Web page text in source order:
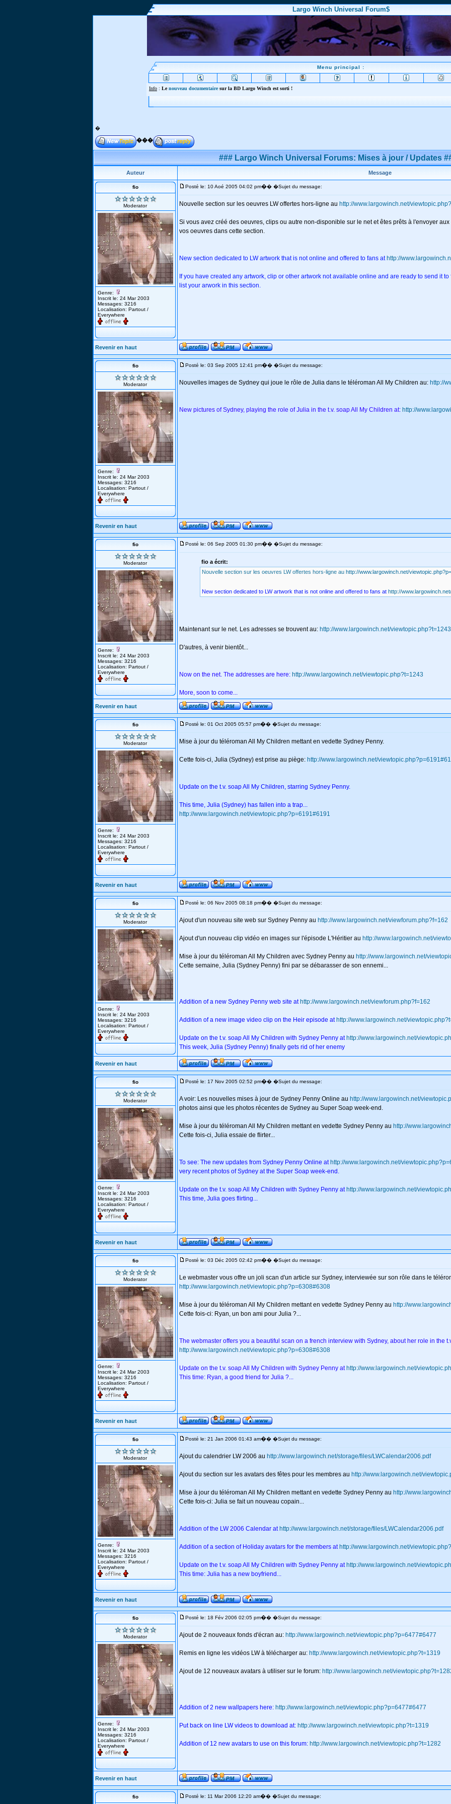
Largo Winch Universal Forum$
Menu principal :
Info : Lenouveau documentairesur la BD Largo Winch est sorti !
�
���
### Largo Winch Universal Forums: Mises à jour / Updates
Auteur Message
fio
Moderator
Genre:
Inscrit le: 24 Mar 2003
Messages: 3216
Localisation: Partout /
Everywhere
Posté le: 10 Aoé 2005 04:02 pm�� �Sujet du message:
Nouvelle section sur les oeuvres LW offertes hors-ligne au http://www.largowinch.net/
Si vous avez créé des oeuvres, clips ou autre non-disponible sur le net et êtes prêts à l'envoyer
vos oeuvres dans cette section.
New section dedicated to LW artwork that is not online and offered to fans at http://
If you have created any artwork, clip or other artwork not available online and are ready to send it
list your arwork in this section.
Revenir en haut
fio
Moderator
Genre:
Inscrit le: 24 Mar 2003
Messages: 3216
Localisation: Partout /
Everywhere
Posté le: 03 Sep 2005 12:41 pm�� �Sujet du message:
Nouvelles images de Sydney qui joue le rôle de Julia dans le téléroman All My Children au: http://
New pictures of Sydney, playing the role of Julia in the t.v. soap All My Children at: http://
Revenir en haut
fio
Moderator
Genre:
Inscrit le: 24 Mar 2003
Messages: 3216
Localisation: Partout /
Everywhere
Posté le: 06 Sep 2005 01:30 pm�� �Sujet du message:
fio a écrit:
Nouvelle section sur les oeuvres LW offertes hors-ligne au http://www.largowinch.net/
New section dedicated to LW artwork that is not online and offered to fans at http://
Maintenant sur le net. Les adresses se trouvent au: http://www.largowinch.net/viewtopic.php?t=1243
D'autres, à venir bientôt...
Now on the net. The addresses are here: http://www.largowinch.net/viewtopic.php?t=1243
More, soon to come...
Revenir en haut
fio
Moderator
Genre:
Inscrit le: 24 Mar 2003
Messages: 3216
Localisation: Partout /
Everywhere
Posté le: 01 Oct 2005 05:57 pm�� �Sujet du message:
Mise à jour du téléroman All My Children mettant en vedette Sydney Penny.
Cette fois-ci, Julia (Sydney) est prise au piège: http://www.largowinch.net/
Update on the t.v. soap All My Children, starring Sydney Penny.
This time, Julia (Sydney) has fallen into a trap...
http://www.largowinch.net/viewtopic.php?p=6191#6191
Revenir en haut
fio
Moderator
Genre:
Inscrit le: 24 Mar 2003
Messages: 3216
Localisation: Partout /
Everywhere
Posté le: 06 Nov 2005 08:18 pm�� �Sujet du message:
Ajout d'un nouveau site web sur Sydney Penny au http://www.largowinch.net/viewforum.php?f=162
Ajout d'un nouveau clip vidéo en images sur l'épisode L'Héritier au http://www.largowinch.net/
Mise à jour du téléroman All My Children avec Sydney Penny au http://www.largowinch.net/
Cette semaine, Julia (Sydney Penny) fini par se débarasser de son ennemi...
Addition of a new Sydney Penny web site at http://www.largowinch.net/viewforum.php?f=162
Addition of a new image video clip on the Heir episode at http://www.largowinch.net/
Update on the t.v. soap All My Children with Sydney Penny at http://www.largowinch.net/
This week, Julia (Sydney Penny) finally gets rid of her enemy
Revenir en haut
fio
Moderator
Genre:
Inscrit le: 24 Mar 2003
Messages: 3216
Localisation: Partout /
Everywhere
Posté le: 17 Nov 2005 02:52 pm�� �Sujet du message:
A voir: Les nouvelles mises à jour de Sydney Penny Online au http://www.largowinch.net/
photos ainsi que les photos récentes de Sydney au Super Soap week-end.
Mise à jour du téléroman All My Children mettant en vedette Sydney Penny au http://
Cette fois-ci, Julia essaie de flirter...
To see: The new updates from Sydney Penny Online at http://www.largowinch.net/
very recent photos of Sydney at the Super Soap week-end.
Update on the t.v. soap All My Children with Sydney Penny at http://www.largowinch.net/
This time, Julia goes flirting...
Revenir en haut
fio
Moderator
Genre:
Inscrit le: 24 Mar 2003
Messages: 3216
Localisation: Partout /
Everywhere
Posté le: 03 Déc 2005 02:42 pm�� �Sujet du message:
Le webmaster vous offre un joli scan d'un article sur Sydney, interviewée sur son rôle dans le
http://www.largowinch.net/viewtopic.php?p=6308#6308
Mise à jour du téléroman All My Children mettant en vedette Sydney Penny au http://
Cette fois-ci: Ryan, un bon ami pour Julia ?...
The webmaster offers you a beautiful scan on a french interview with Sydney, about her role in the
http://www.largowinch.net/viewtopic.php?p=6308#6308
Update on the t.v. soap All My Children with Sydney Penny at http://www.largowinch.net/
This time: Ryan, a good friend for Julia ?...
Revenir en haut
fio
Moderator
Genre:
Inscrit le: 24 Mar 2003
Messages: 3216
Localisation: Partout /
Everywhere
Posté le: 21 Jan 2006 01:43 am�� �Sujet du message:
Ajout du calendrier LW 2006 au http://www.largowinch.net/storage/files/LWCalendar2006.pdf
Ajout du section sur les avatars des fêtes pour les membres au http://www.largowinch.net/
Mise à jour du téléroman All My Children mettant en vedette Sydney Penny au http://
Cette fois-ci: Julia se fait un nouveau copain...
Addition of the LW 2006 Calendar at http://www.largowinch.net/storage/files/LWCalendar2006.pdf
Addition of a section of Holiday avatars for the members at http://www.largowinch.net/
Update on the t.v. soap All My Children with Sydney Penny at http://www.largowinch.net/
This time: Julia has a new boyfriend...
Revenir en haut
fio
Moderator
Genre:
Inscrit le: 24 Mar 2003
Messages: 3216
Localisation: Partout /
Everywhere
Posté le: 18 Fév 2006 02:05 pm�� �Sujet du message:
Ajout de 2 nouveaux fonds d'écran au: http://www.largowinch.net/viewtopic.php?p=6477#6477
Remis en ligne les vidéos LW à télécharger au: http://www.largowinch.net/viewtopic.php?t=1319
Ajout de 12 nouveaux avatars à utiliser sur le forum: http://www.largowinch.net/
Addition of 2 new wallpapers here: http://www.largowinch.net/viewtopic.php?p=6477#6477
Put back on line LW videos to download at: http://www.largowinch.net/viewtopic.php?t=1319
Addition of 12 new avatars to use on this forum: http://www.largowinch.net/viewtopic.php?t=1282
Revenir en haut
fio Posté le: 11 Mar 2006 12:20 am�� �Sujet du message: